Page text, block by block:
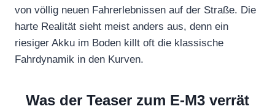
von völlig neuen Fahrerlebnissen auf der Straße. Die
harte Realität sieht meist anders aus, denn ein
riesiger Akku im Boden killt oft die klassische
Fahrdynamik in den Kurven.
Was der Teaser zum E-M3 verrät